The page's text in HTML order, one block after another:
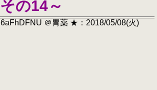
の14～
＠胃薬 ★：2018/05/08(火)